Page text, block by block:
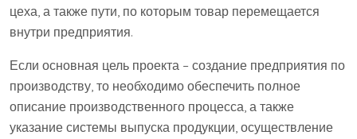
цеха, а также пути, по которым товар перемещается
внутри предприятия.
Если основная цель проекта – создание предприятия по
производству, то необходимо обеспечить полное
описание производственного процесса, а также
указание системы выпуска продукции, осуществление